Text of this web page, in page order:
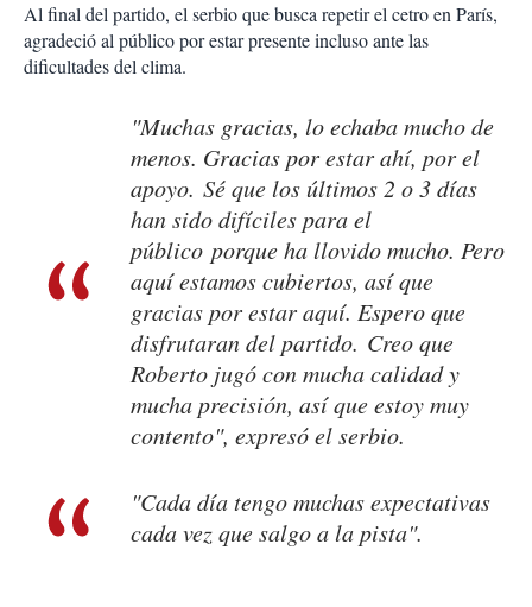
Al final del partido, el serbio que busca repetir el cetro en París,
agradeció al público por estar presente incluso ante las
dificultades del clima.
"Muchas gracias, lo echaba mucho de
menos. Gracias por estar ahí, por el
apoyo. Sé que los últimos 2 o 3 días
han sido difíciles para el
público porque ha llovido mucho. Pero
aquí estamos cubiertos, así que
gracias por estar aquí. Espero que
disfrutaran del partido. Creo que
Roberto jugó con mucha calidad y
mucha precisión, así que estoy muy
contento", expresó el serbio.
"Cada día tengo muchas expectativas
cada vez que salgo a la pista".